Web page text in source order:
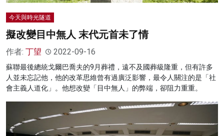
今天與時光隧道
擬改變目中無人 末代元首未了情
作者: 丁望 2022-09-16
蘇聯最後總統戈爾巴喬夫的9月葬禮，遠不及國葬級隆重，但有許多
人並未忘記他，他的改革思維曾有過廣泛影響，最令人關注的是「社
會主義人道化」。他想改變「目中無人」的弊端，卻阻力重重。